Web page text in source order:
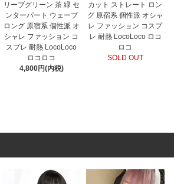
リーブグリーン 茶 緑 セ
ンターパート ウェーブ
ロング 原宿系 個性派 オ
シャレ ファッション コ
スプレ 耐熱 LocoLoco
ロコロコ
4,800円(内税)
カット ストレート ロン
グ 原宿系 個性派 オシャ
レ ファッション コスプ
レ 耐熱 LocoLoco ロコ
ロコ
SOLD OUT